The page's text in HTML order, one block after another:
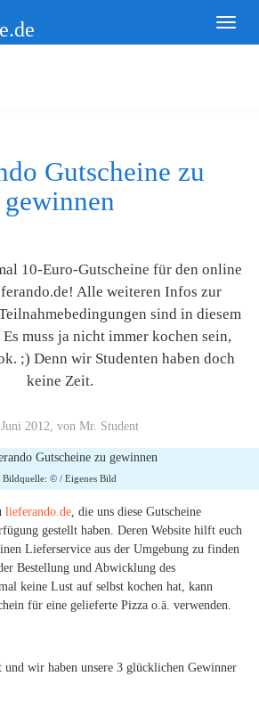
Gutscheine zu
gewinnen
10-Euro-Gutscheine für den online
Alle weiteren Infos zur
sind in diesem
muss ja nicht immer kochen sein,
;) Denn wir Studenten haben doch
keine Zeit.
2012, von Mr. Student
Bildquelle: © / Eigenes Bild
lieferando.de , die uns diese Gutscheine
gestellt haben. Deren Website hilft euch
Lieferservice aus der Umgebung zu finden
Bestellung und Abwicklung des
keine Lust auf selbst kochen hat, kann
für eine gelieferte Pizza o.ä. verwenden.
und wir haben unsere 3 glücklichen Gewinner